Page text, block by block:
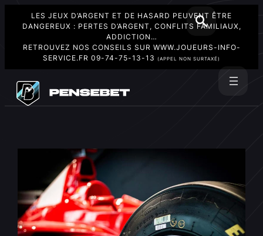
LES JEUX D’ARGENT ET DE HASARD PEUVENT ÊTRE
DANGEREUX : PERTES D’ARGENT, CONFLITS FAMILIAUX,
ADDICTION…
RETROUVEZ NOS CONSEILS SUR WWW.JOUEURS-INFO-
SERVICE.FR 09-74-75-13-13 (APPEL NON SURTAXÉ)
contenu